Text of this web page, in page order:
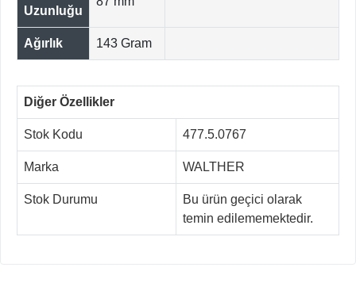
Uzunluğu
Ağırlık 143 Gram
Diğer Özellikler
Stok Kodu 477.5.0767
Marka WALTHER
Stok Durumu
Bu ürün geçici olarak
temin edilememektedir.